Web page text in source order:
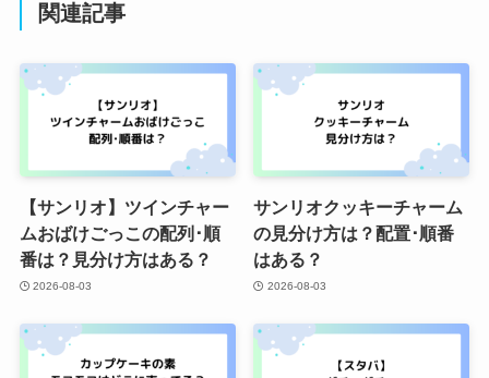
関連記事
【サンリオ】ツインチャー
ムおばけごっこの配列･順
番は？見分け方はある？
2026-08-03
サンリオクッキーチャーム
の見分け方は？配置･順番
はある？
2026-08-03